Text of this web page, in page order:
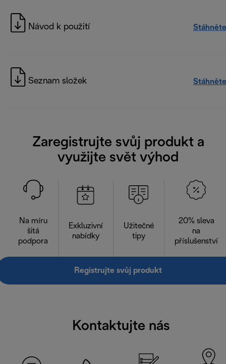
Návod k použití
Seznam složek
Zaregistrujte svůj produkt a
využijte svět výhod
Na míru
šitá
podpora
Exkluzivní
nabídky
Užitečné
tipy
20% sleva
na
příslušenství
Registrujte svůj produkt
Kontaktujte nás